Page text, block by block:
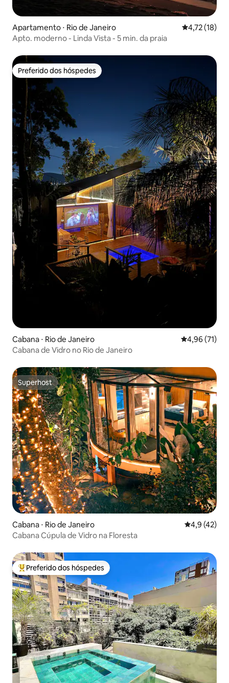
Apartamento ⋅ Rio de Janeiro 4,72 de uma
4,72 (18)
Apto. moderno - Linda Vista - 5 min. da praia
Preferido dos hóspedes
Preferido dos hóspedes
Cabana ⋅ Rio de Janeiro 4,96 de uma
4,96 (71)
Cabana de Vidro no Rio de Janeiro
Superhost
Superhost
Cabana ⋅ Rio de Janeiro 4,9 de uma
4,9 (42)
Cabana Cúpula de Vidro na Floresta
Entre os melhores preferidos dos hóspedes
Preferido dos hóspedes